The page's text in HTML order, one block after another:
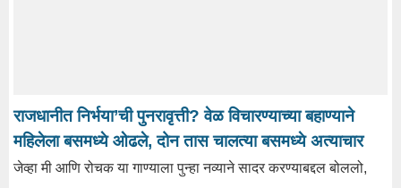
राजधानीत निर्भया’ची पुनरावृत्ती? वेळ विचारण्याच्या बहाण्याने
महिलेला बसमध्ये ओढले, दोन तास चालत्या बसमध्ये अत्याचार
जेव्हा मी आणि रोचक या गाण्याला पुन्हा नव्याने सादर करण्याबद्दल बोललो,